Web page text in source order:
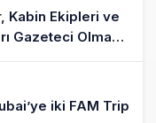
Kabin Ekipleri ve
Gazeteci Olmaya
iki FAM Trip